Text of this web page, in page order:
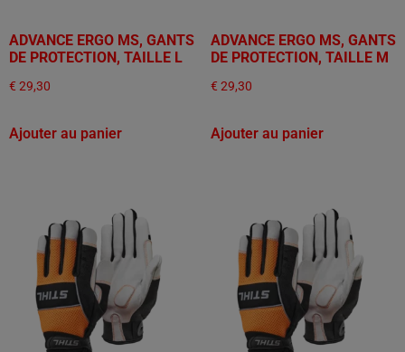
ADVANCE ERGO MS, GANTS
DE PROTECTION, TAILLE L
€ 29,30
Ajouter au panier
ADVANCE ERGO MS, GANTS
DE PROTECTION, TAILLE M
€ 29,30
Ajouter au panier